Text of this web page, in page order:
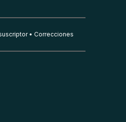
Correcciones